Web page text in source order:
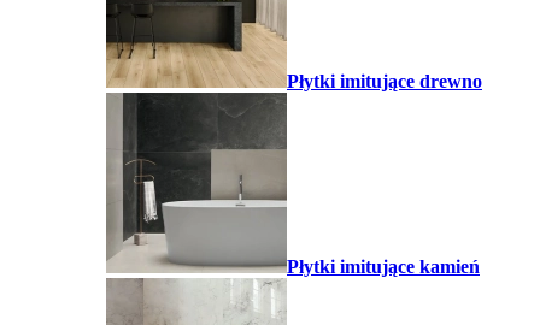
Płytki imitujące drewno
Płytki imitujące kamień